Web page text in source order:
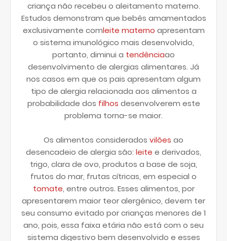
criança não recebeu o aleitamento materno.
Estudos demonstram que bebês amamentados
exclusivamente comleite materno apresentam
o sistema imunológico mais desenvolvido,
portanto, diminui a tendênciaao
desenvolvimento de alergias alimentares. Já
nos casos em que os pais apresentam algum
tipo de alergia relacionada aos alimentos a
probabilidade dos filhos desenvolverem este
problema torna-se maior.
Os alimentos considerados vilões ao
desencadeio de alergia são: leite e derivados,
trigo, clara de ovo, produtos a base de soja,
frutos do mar, frutas cítricas, em especial o
tomate, entre outros. Esses alimentos, por
apresentarem maior teor alergênico, devem ter
seu consumo evitado por crianças menores de 1
ano, pois, essa faixa etária não está com o seu
sistema digestivo bem desenvolvido e esses